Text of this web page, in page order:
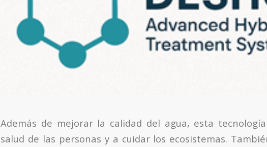
Además de mejorar la calidad del agua, esta
salud de las personas y a cuidar los ecosistemas.